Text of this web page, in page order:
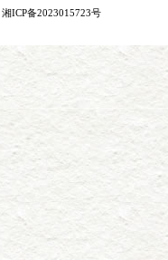
湘ICP备2023015723号